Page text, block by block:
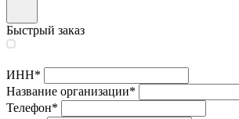
Быстрый заказ
ИНН*
Название организации*
Телефон*